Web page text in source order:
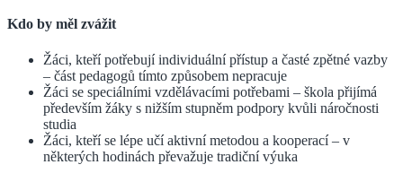
Kdo by měl zvážit
Žáci, kteří potřebují individuální přístup a časté zpětné vazby
– část pedagogů tímto způsobem nepracuje
Žáci se speciálními vzdělávacími potřebami – škola přijímá
především žáky s nižším stupněm podpory kvůli náročnosti
studia
Žáci, kteří se lépe učí aktivní metodou a kooperací – v
některých hodinách převažuje tradiční výuka